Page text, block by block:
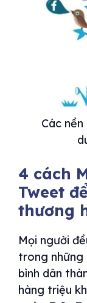
Các
4 cách
Tweet
thương
Mọi người
trong những
bình dân
hàng triệu